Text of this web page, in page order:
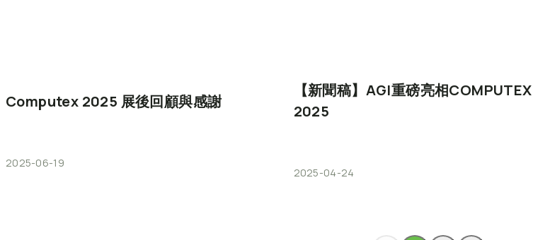
Computex 2025 展後回顧與感謝
2025-06-19
【新聞稿】AGI重磅亮相COMPUTEX
2025
2025-04-24